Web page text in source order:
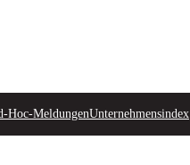
Hoc-MeldungenUnternehmensindex